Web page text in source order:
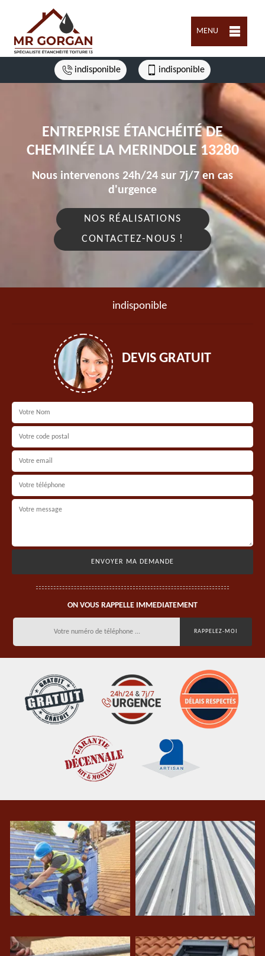
MENU
indisponible indisponible
ENTREPRISE ÉTANCHÉITÉ DE
CHEMINÉE LA MERINDOLE 13280
Nous intervenons 24h/24 sur 7j/7 en cas
d'urgence
NOS RÉALISATIONS
CONTACTEZ-NOUS !
indisponible
DEVIS GRATUIT
ON VOUS RAPPELLE IMMEDIATEMENT